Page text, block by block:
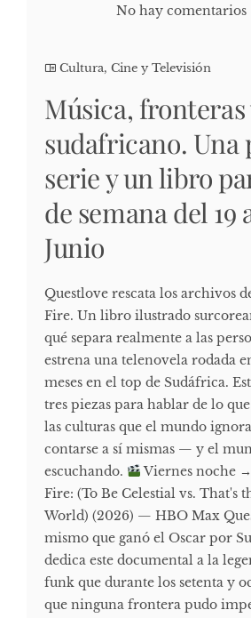
No hay comentarios
Cultura, Cine y Televisión
Música,
sudafricano. Una
serie y un libro
de semana del 19
Junio
Questlove rescata los archivos
Fire. Un libro ilustrado
qué separa realmente a las
estrena una telenovela rodada
meses en el top de Sudáfrica.
tres piezas para hablar de lo
las culturas que el mundo
contarse a sí mismas — y el
escuchando.
Viernes noche
Fire: (To Be Celestial vs. That's
World) (2026) — HBO Max
mismo que ganó el Oscar por
dedica este documental a la
funk que durante los setenta y
que ninguna frontera pudo